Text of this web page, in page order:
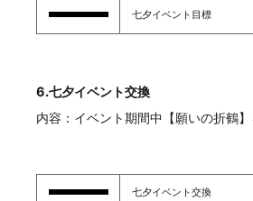
七夕イベント目標
6.七夕イベント交換
内容：イベント期間中【願いの折鶴
七夕イベント交換